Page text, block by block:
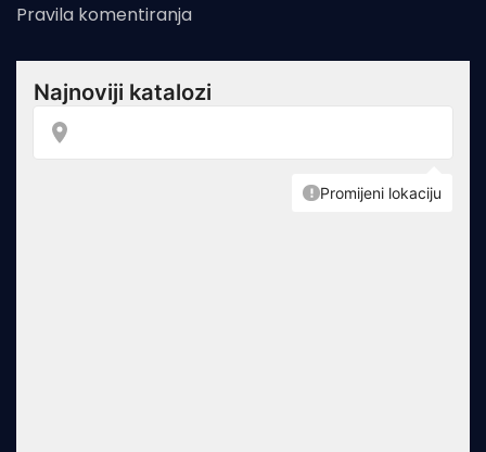
Pravila komentiranja